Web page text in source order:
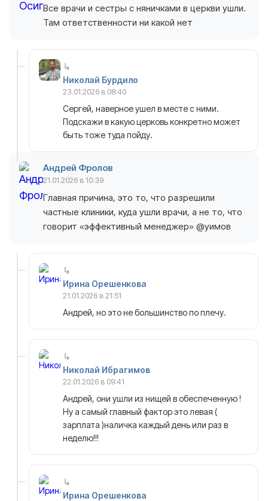
Все врачи и сестры с няничками в церкви ушли.
Там ответственности ни какой нет
Николай Бурдило
23.01.2026 в 08:40
Сергей, наверное ушел в месте с ними.
Подскажи в какую церковь конкретно может
быть тоже туда пойду.
Андрей Фролов
21.01.2026 в 10:39
Главная причина, это то, что разрешили
частные клиники, куда ушли врачи, а не то, что
говорит «эффективный менеджер» @уимов
Ирина Орешенкова
21.01.2026 в 21:51
Андрей, но это не большинство по плечу.
Николай Ибрагимов
22.01.2026 в 09:41
Андрей, они ушли из нищей в обеспеченную !
Ну а самый главный фактор это левая (
зарплата )наличка каждый день или раз в
неделю!!!
Ирина Орешенкова